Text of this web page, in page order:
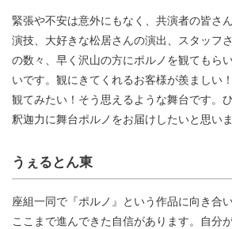
緊張や不安は意外にもなく、共演者の皆さ
演技、大好きな松居さんの演出、スタッフ
の数々、早く沢山の方にポルノを観てもら
いです。観にきてくれるお客様が羨ましい
観てみたい！そう思えるような舞台です。
釈迦力に舞台ポルノをお届けしたいと思いま
うぇるとん東
座組一同で『ポルノ』という作品に向き合
ここまで進んできた自信があります。自分